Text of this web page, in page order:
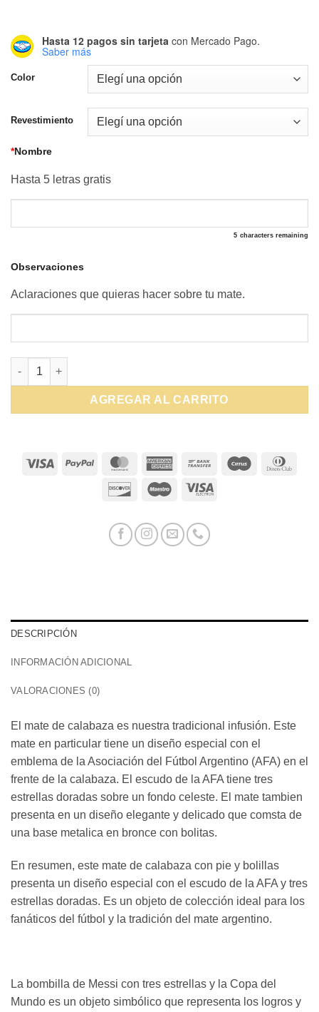
Hasta 12 pagos sin tarjeta con Mercado Pago.
Saber más
Color
Revestimiento
*Nombre
Hasta 5 letras gratis
5 characters remaining
Observaciones
Aclaraciones que quieras hacer sobre tu mate.
Combo Mate Imperial AFA Y Bombilla con Copa + 3 Estrellas
AGREGAR AL CARRITO
Visa PayPal MasterCardAmerican
Express
Bank
Cirrus
Discover MaestroVisa
DESCRIPCIÓN
INFORMACIÓN ADICIONAL
VALORACIONES (0)
El mate de calabaza es nuestra tradicional infusión. Este
mate en particular tiene un diseño especial con el
emblema de la Asociación del Fútbol Argentino (AFA) en el
frente de la calabaza. El escudo de la AFA tiene tres
estrellas doradas sobre un fondo celeste. El mate tambien
presenta en un diseño elegante y delicado que comsta de
una base metalica en bronce con bolitas.
En resumen, este mate de calabaza con pie y bolillas
presenta un diseño especial con el escudo de la AFA y tres
estrellas doradas. Es un objeto de colección ideal para los
fanáticos del fútbol y la tradición del mate argentino.
La bombilla de Messi con tres estrellas y la Copa del
Mundo es un objeto simbólico que representa los logros y